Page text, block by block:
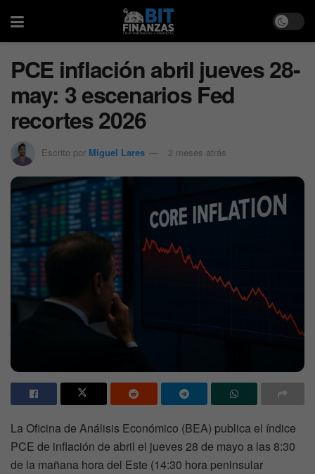
PCE inflación abril jueves 28-
may: 3 escenarios Fed
recortes 2026
Escrito por Miguel Lares 2 meses atrás
La Oficina de Análisis Económico (BEA) publica el índice
PCE de inflación de abril el jueves 28 de mayo a las 8:30
de la mañana hora del Este (14:30 hora peninsular